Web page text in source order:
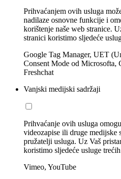
Prihvaćanjem ovih usluga
nadilaze osnovne funkcije i
korištenje naše web stranice.
stranici koristimo sljedeće
Google Tag Manager, UET
Consent Mode od Microsofta,
Freshchat
Vanjski medijski sadržaji
Prihvaćanje ovih usluga
videozapise ili druge medijske
pružatelji usluga. Uz Vaš
koristimo sljedeće usluge trećih
Vimeo, YouTube